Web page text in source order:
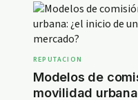
REPUTACION
Modelos de
movilidad